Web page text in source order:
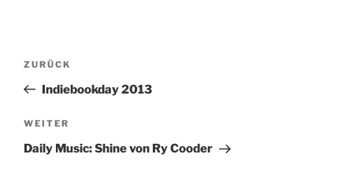
Beitragsnavigation
Vorheriger
Beitrag
ZURÜCK
Indiebookday 2013
Nächster
Beitrag
WEITER
Daily Music: Shine von Ry Cooder